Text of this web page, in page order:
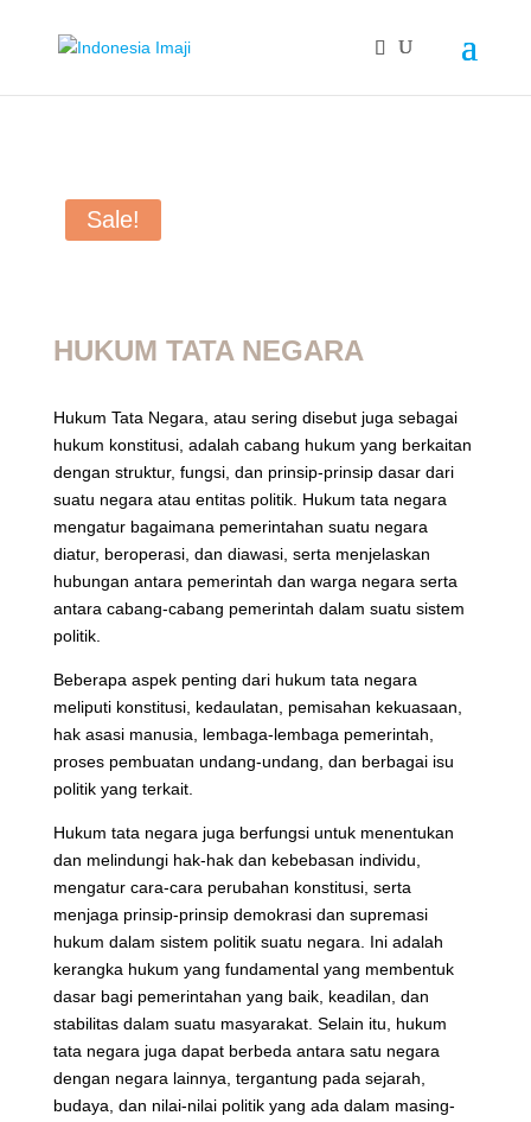
Sale!
HUKUM TATA NEGARA
Hukum Tata Negara, atau sering disebut juga sebagai
hukum konstitusi, adalah cabang hukum yang berkaitan
dengan struktur, fungsi, dan prinsip-prinsip dasar dari
suatu negara atau entitas politik. Hukum tata negara
mengatur bagaimana pemerintahan suatu negara
diatur, beroperasi, dan diawasi, serta menjelaskan
hubungan antara pemerintah dan warga negara serta
antara cabang-cabang pemerintah dalam suatu sistem
politik.
Beberapa aspek penting dari hukum tata negara
meliputi konstitusi, kedaulatan, pemisahan kekuasaan,
hak asasi manusia, lembaga-lembaga pemerintah,
proses pembuatan undang-undang, dan berbagai isu
politik yang terkait.
Hukum tata negara juga berfungsi untuk menentukan
dan melindungi hak-hak dan kebebasan individu,
mengatur cara-cara perubahan konstitusi, serta
menjaga prinsip-prinsip demokrasi dan supremasi
hukum dalam sistem politik suatu negara. Ini adalah
kerangka hukum yang fundamental yang membentuk
dasar bagi pemerintahan yang baik, keadilan, dan
stabilitas dalam suatu masyarakat. Selain itu, hukum
tata negara juga dapat berbeda antara satu negara
dengan negara lainnya, tergantung pada sejarah,
budaya, dan nilai-nilai politik yang ada dalam masing-